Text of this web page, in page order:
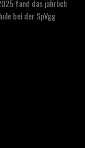
fand das jährlich
bei der SpVgg